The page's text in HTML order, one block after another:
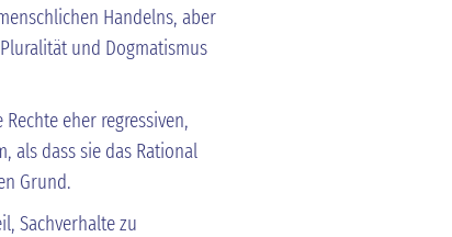
Handelns, aber
und Dogmatismus
eher regressiven,
als dass sie das Rational
Grund.
Sachverhalte zu